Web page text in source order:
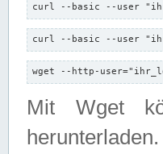
curl --basic --user
curl --basic --user
wget --http-
Mit Wget
herunterladen.